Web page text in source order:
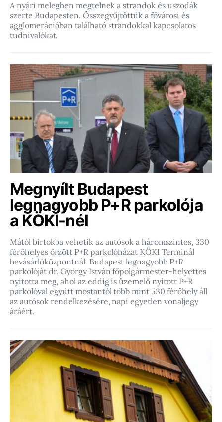
A nyári melegben megtelnek a strandok és uszodák
szerte Budapesten. Összegyűjtöttük a fővárosi és
agglomerációban található strandokkal kapcsolatos
tudnivalókat.
Megnyílt Budapest
legnagyobb P+R parkolója
a KÖKI-nél
Mától birtokba vehetik az autósok a háromszintes, 330
férőhelyes őrzött P+R parkolóházat KÖKI Terminál
bevásárlóközpontnál. Budapest legnagyobb P+R
parkolóját dr. György István főpolgármester-helyettes
nyitotta meg, ahol az eddig is üzemelő nyitott P+R
parkolóval együtt mostantól több mint 530 férőhely áll
az autósok rendelkezésére, napi egyetlen vonaljegy
áráért.